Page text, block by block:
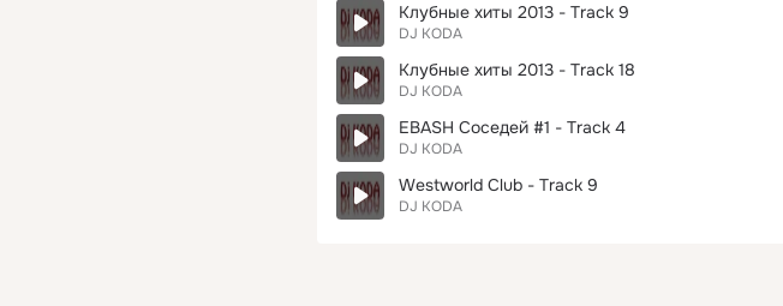
Клубные хиты 2013 - Track 9
DJ KODA
Клубные хиты 2013 - Track 18
DJ KODA
EBASH Соседей #1 - Track 4
DJ KODA
Westworld Club - Track 9
DJ KODA